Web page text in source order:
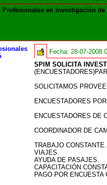
Profesionales en Investigación de
Fecha: 28-07-2008
SPIM SOLICITA
SOLICITAMOS
ENCUESTADORES
ENCUESTADORES DE
COORDINADOR DE
TRABAJO CONSTANTE.
VIAJES.
AYUDA DE PASAJES.
CAPACITACIÓN
PAGO POR